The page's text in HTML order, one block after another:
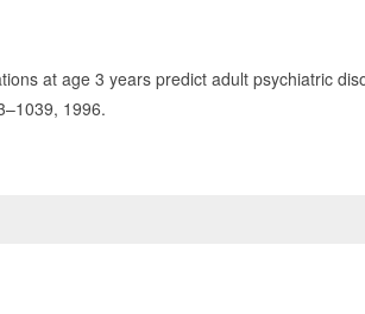
at age 3 years predict adult psychiatric
1996.